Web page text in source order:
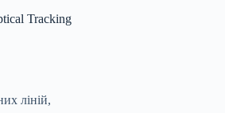
Tracking
ліній,